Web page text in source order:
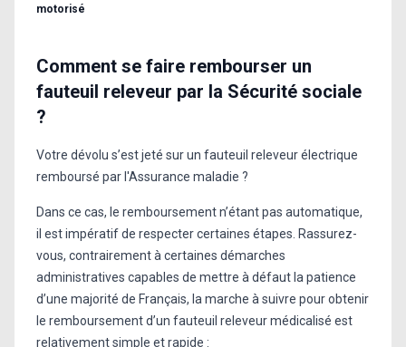
motorisé
Comment se faire rembourser un
fauteuil releveur par la Sécurité sociale
?
Votre dévolu s’est jeté sur un fauteuil releveur électrique
remboursé par l'Assurance maladie ?
Dans ce cas, le remboursement n’étant pas automatique,
il est impératif de respecter certaines étapes. Rassurez-
vous, contrairement à certaines démarches
administratives capables de mettre à défaut la patience
d’une majorité de Français, la marche à suivre pour obtenir
le remboursement d’un fauteuil releveur médicalisé est
relativement simple et rapide :